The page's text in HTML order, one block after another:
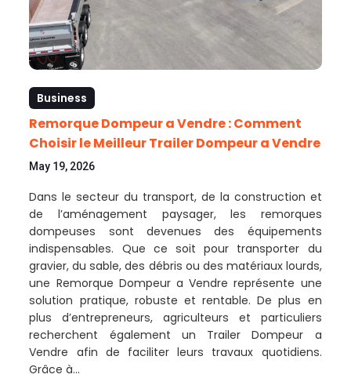
Business
Remorque Dompeur a Vendre : Comment
Choisir le Meilleur Trailer Dompeur a Vendre
May 19, 2026
Dans le secteur du transport, de la construction et
de l’aménagement paysager, les remorques
dompeuses sont devenues des équipements
indispensables. Que ce soit pour transporter du
gravier, du sable, des débris ou des matériaux lourds,
une Remorque Dompeur a Vendre représente une
solution pratique, robuste et rentable. De plus en
plus d’entrepreneurs, agriculteurs et particuliers
recherchent également un Trailer Dompeur a
Vendre afin de faciliter leurs travaux quotidiens.
Grâce à…